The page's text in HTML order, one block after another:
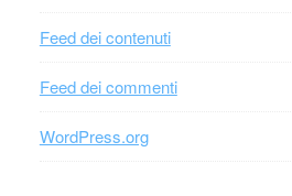
Feed dei contenuti
Feed dei commenti
WordPress.org